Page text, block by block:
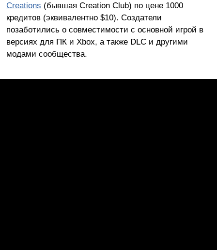
Creations (бывшая Creation Club) по цене 1000
кредитов (эквивалентно $10). Создатели
позаботились о совместимости с основной игрой в
версиях для ПК и Xbox, а также DLC и другими
модами сообщества.